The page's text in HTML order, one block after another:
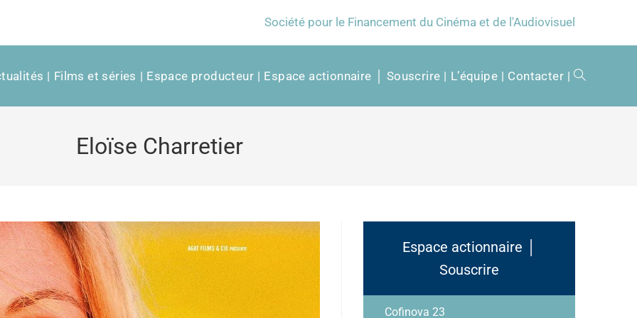
Société pour le Financement du Cinéma et de l'Audiovisuel
Films et séries Espace producteur Espace actionnaire │ Souscrire L’équipe Contacter
Eloïse Charretier
Espace actionnaire │
Souscrire
Cofinova 23